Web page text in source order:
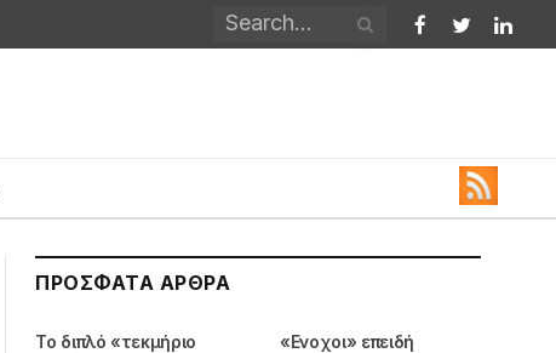
Facebook
Twitter
ΠΡΌΣΦΑΤΑ ΆΡΘΡΑ
Το διπλό «τεκμήριο
«Ενοχοι» επειδή